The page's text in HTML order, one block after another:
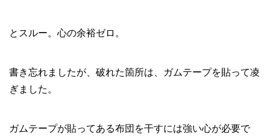
とスルー。心の余裕ゼロ。
書き忘れましたが、破れた箇所は、ガムテープを貼って凌
ぎました。
ガムテープが貼ってある布団を干すには強い心が必要で